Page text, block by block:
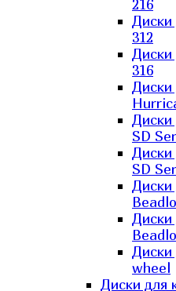
216
Диски
312
Диски
316
Диски
Диски
SD
Диски
SD
Диски
Диски
Диски
wheel
Диски для